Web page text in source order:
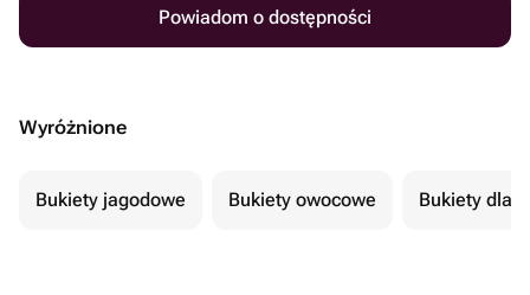
Powiadom o dostępności
Wyróżnione
Bukiety jagodowe Bukiety owocowe Bukiety dla